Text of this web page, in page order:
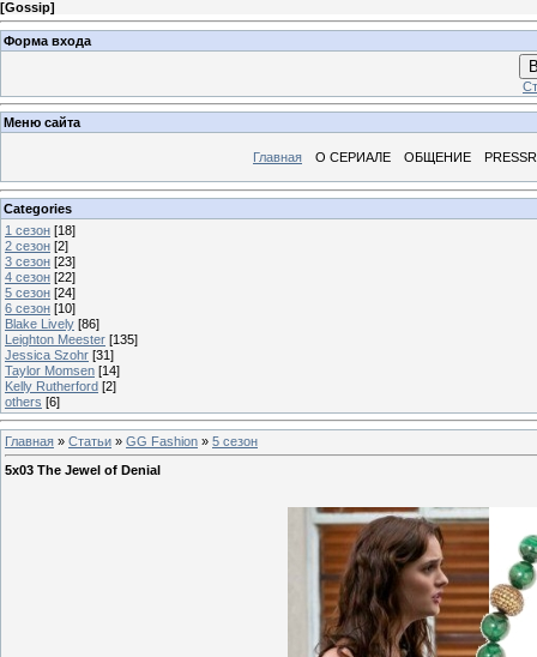
[Gossip]
Форма входа
Меню сайта
Главная О СЕРИАЛЕ ОБЩЕНИЕ
Categories
1 сезон [18]
2 сезон [2]
3 сезон [23]
4 сезон [22]
5 сезон [24]
6 сезон [10]
Blake Lively [86]
Leighton Meester [135]
Jessica Szohr [31]
Taylor Momsen [14]
Kelly Rutherford [2]
others [6]
Главная » Статьи » GG Fashion » 5 сезон
5х03 The Jewel of Denial